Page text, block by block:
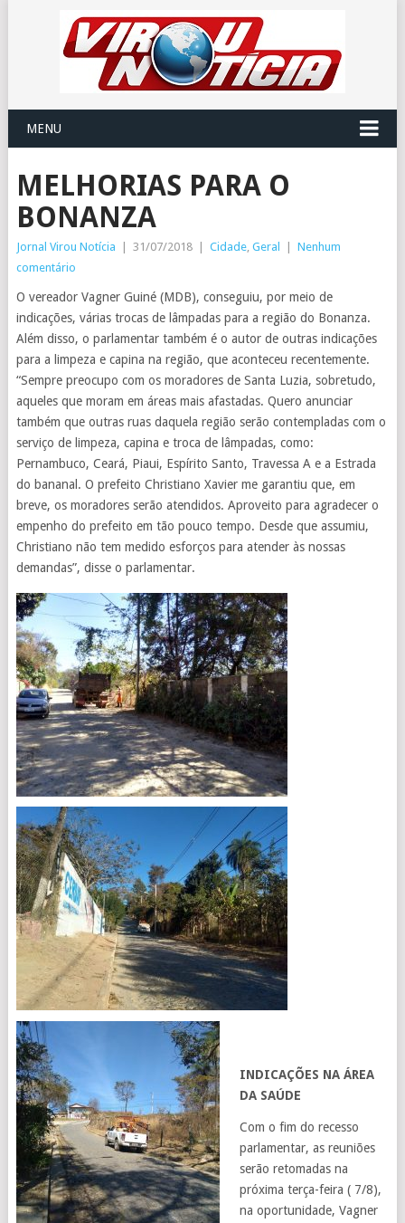
MENU
MELHORIAS PARA O
BONANZA
Jornal Virou Notícia 31/07/2018 Cidade, Geral
Nenhum
comentário
O vereador Vagner Guiné (MDB), conseguiu, por meio de
indicações, várias trocas de lâmpadas para a região do Bonanza.
Além disso, o parlamentar também é o autor de outras indicações
para a limpeza e capina na região, que aconteceu recentemente.
“Sempre preocupo com os moradores de Santa Luzia, sobretudo,
aqueles que moram em áreas mais afastadas. Quero anunciar
também que outras ruas daquela região serão contempladas com o
serviço de limpeza, capina e troca de lâmpadas, como:
Pernambuco, Ceará, Piaui, Espírito Santo, Travessa A e a Estrada
do bananal. O prefeito Christiano Xavier me garantiu que, em
breve, os moradores serão atendidos. Aproveito para agradecer o
empenho do prefeito em tão pouco tempo. Desde que assumiu,
Christiano não tem medido esforços para atender às nossas
demandas”, disse o parlamentar.
INDICAÇÕES NA ÁREA
DA SAÚDE
Com o fim do recesso
parlamentar, as reuniões
serão retomadas na
próxima terça-feira ( 7/8),
na oportunidade, Vagner